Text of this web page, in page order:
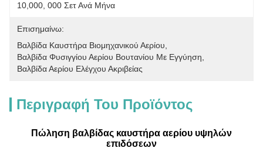
10,000, 000 Σετ Ανά Μήνα
Επισημαίνω:
Βαλβίδα Καυστήρα Βιομηχανικού Αερίου
Βαλβίδα Φυσιγγίου Αερίου Βουτανίου Με Εγγύηση
Βαλβίδα Αερίου Ελέγχου Ακριβείας
Περιγραφή Του Προϊόντος
Πώληση βαλβίδας καυστήρα αερίου υψηλών
επιδόσεων